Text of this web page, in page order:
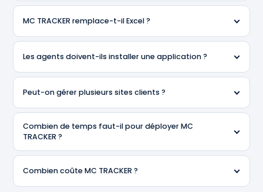
MC TRACKER remplace-t-il Excel ?
Les agents doivent-ils installer une application ?
Peut-on gérer plusieurs sites clients ?
Combien de temps faut-il pour déployer MC
TRACKER ?
Combien coûte MC TRACKER ?